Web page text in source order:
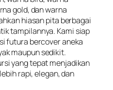
gold, dan warna
hiasan pita berbagai
tampilannya. Kami siap
futura bercover aneka
maupun sedikit.
yang tepat menjadikan
rapi, elegan, dan